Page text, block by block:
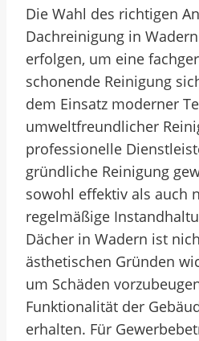
Die Wahl des richtigen
Dachreinigung in
erfolgen, um eine
schonende Reinigung
dem Einsatz moderner
umweltfreundlicher
professionelle
gründliche Reinigung
sowohl effektiv als auch
regelmäßige
Dächer in Wadern ist
ästhetischen Gründen
um Schäden
Funktionalität der
erhalten. Für